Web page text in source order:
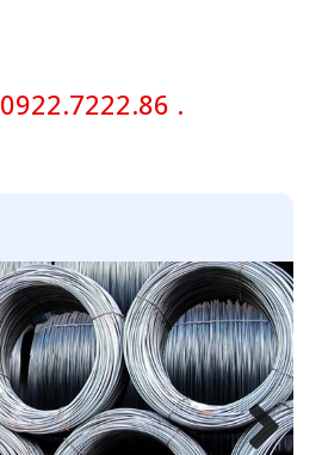
0922.7222.86 .